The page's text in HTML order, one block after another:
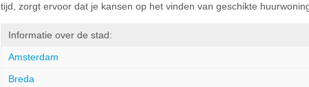
tijd, zorgt ervoor dat je kansen op het vinden van geschikte
Informatie over de stad:
Amsterdam
Breda